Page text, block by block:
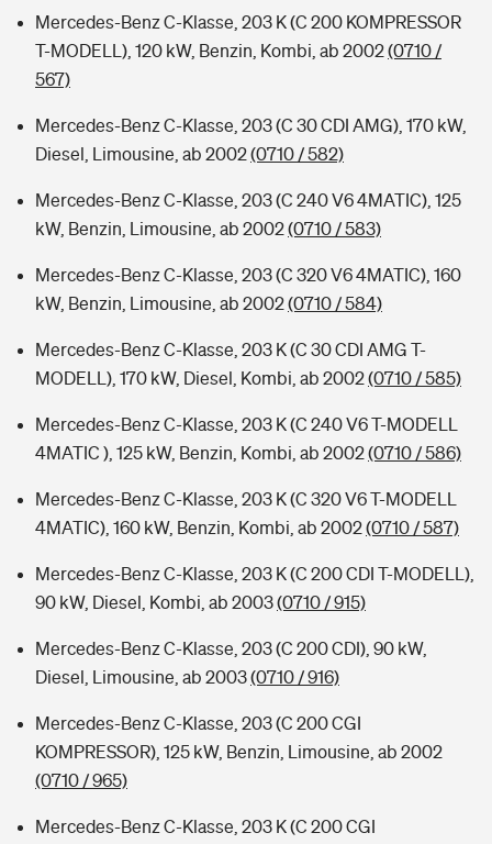
Mercedes-Benz C-Klasse, 203 K (C 200 KOMPRESSOR
T-MODELL), 120 kW, Benzin, Kombi, ab 2002(0710 /
567)
Mercedes-Benz C-Klasse, 203 (C 30 CDI AMG), 170 kW,
Diesel, Limousine, ab 2002(0710 / 582)
Mercedes-Benz C-Klasse, 203 (C 240 V6 4MATIC), 125
kW, Benzin, Limousine, ab 2002(0710 / 583)
Mercedes-Benz C-Klasse, 203 (C 320 V6 4MATIC), 160
kW, Benzin, Limousine, ab 2002(0710 / 584)
Mercedes-Benz C-Klasse, 203 K (C 30 CDI AMG T-
MODELL), 170 kW, Diesel, Kombi, ab 2002(0710 / 585)
Mercedes-Benz C-Klasse, 203 K (C 240 V6 T-MODELL
4MATIC ), 125 kW, Benzin, Kombi, ab 2002(0710 / 586)
Mercedes-Benz C-Klasse, 203 K (C 320 V6 T-MODELL
4MATIC), 160 kW, Benzin, Kombi, ab 2002(0710 / 587)
Mercedes-Benz C-Klasse, 203 K (C 200 CDI T-MODELL),
90 kW, Diesel, Kombi, ab 2003(0710 / 915)
Mercedes-Benz C-Klasse, 203 (C 200 CDI), 90 kW,
Diesel, Limousine, ab 2003(0710 / 916)
Mercedes-Benz C-Klasse, 203 (C 200 CGI
KOMPRESSOR), 125 kW, Benzin, Limousine, ab 2002
(0710 / 965)
Mercedes-Benz C-Klasse, 203 K (C 200 CGI